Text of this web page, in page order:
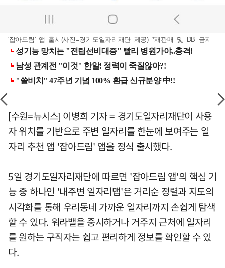
'잡아드림' 앱 출시(사진=경기도일자리재단 제공) *재판매 및 DB 금지
[수원=뉴시스] 이병희 기자 = 경기도일자리재단이 사용
자 위치를 기반으로 주변 일자리를 한눈에 보여주는 일
자리 추천 앱 '잡아드림' 앱을 정식 출시했다.
5일 경기도일자리재단에 따르면 '잡아드림 앱'의 핵심 기
능 중 하나인 '내주변 일자리맵'은 거리순 정렬과 지도의
시각화를 통해 우리동네 가까운 일자리까지 손쉽게 탐색
할 수 있다. 워라밸을 중시하거나 거주지 근처에 일자리
를 원하는 구직자는 쉽고 편리하게 정보를 확인할 수 있
다.